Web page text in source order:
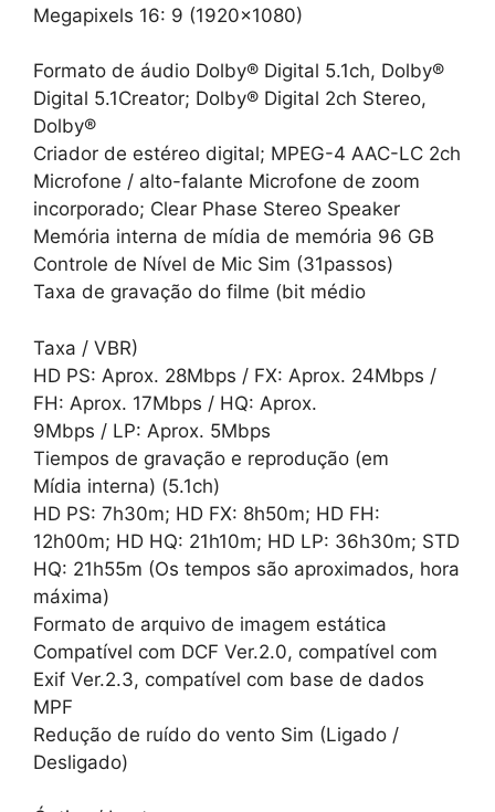
Megapixels 16: 9 (1920×1080)
Formato de áudio Dolby® Digital 5.1ch, Dolby®
Digital 5.1Creator; Dolby® Digital 2ch Stereo,
Dolby®
Criador de estéreo digital; MPEG-4 AAC-LC 2ch
Microfone / alto-falante Microfone de zoom
incorporado; Clear Phase Stereo Speaker
Memória interna de mídia de memória 96 GB
Controle de Nível de Mic Sim (31passos)
Taxa de gravação do filme (bit médio
Taxa / VBR)
HD PS: Aprox. 28Mbps / FX: Aprox. 24Mbps /
FH: Aprox. 17Mbps / HQ: Aprox.
9Mbps / LP: Aprox. 5Mbps
Tiempos de gravação e reprodução (em
Mídia interna) (5.1ch)
HD PS: 7h30m; HD FX: 8h50m; HD FH:
12h00m; HD HQ: 21h10m; HD LP: 36h30m; STD
HQ: 21h55m (Os tempos são aproximados, hora
máxima)
Formato de arquivo de imagem estática
Compatível com DCF Ver.2.0, compatível com
Exif Ver.2.3, compatível com base de dados
MPF
Redução de ruído do vento Sim (Ligado /
Desligado)